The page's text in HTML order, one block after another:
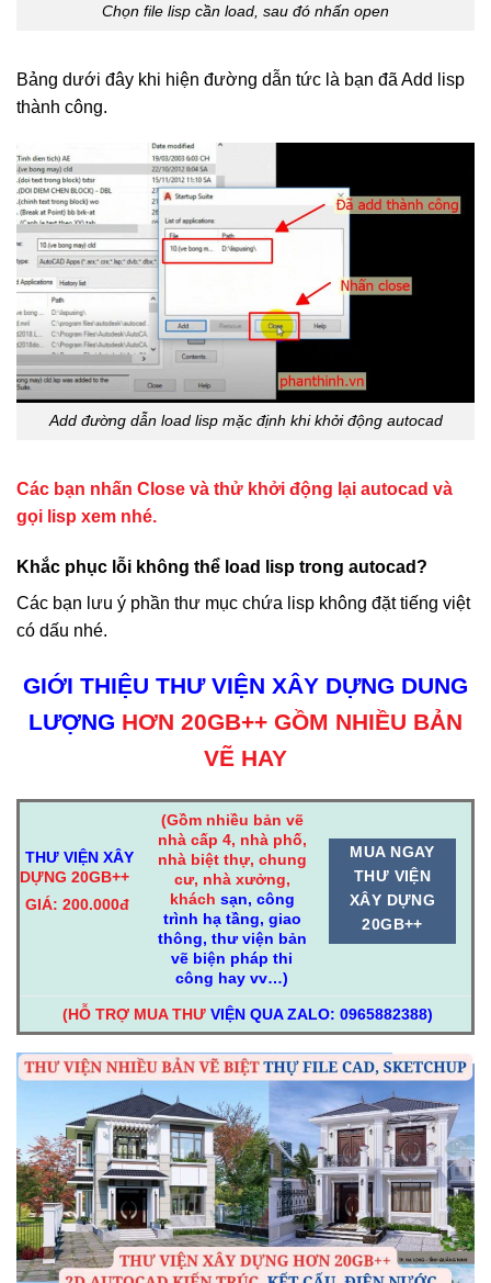
Chọn file lisp cần load, sau đó nhấn open
Bảng dưới đây khi hiện đường dẫn tức là bạn đã Add lisp
thành công.
Add đường dẫn load lisp mặc định khi khởi động autocad
Các bạn nhấn Close và thử khởi động lại autocad và
gọi lisp xem nhé.
Khắc phục lỗi không thể load lisp trong autocad?
Các bạn lưu ý phần thư mục chứa lisp không đặt tiếng việt
có dấu nhé.
GIỚI THIỆU THƯ VIỆN XÂY DỰNG DUNG
LƯỢNG HƠN 20GB++ GỒM NHIỀU BẢN
VẼ HAY
THƯ VIỆN XÂY
DỰNG 20GB++
GIÁ: 200.000đ
(Gồm nhiều bản vẽ
nhà cấp 4, nhà phố,
nhà biệt thự, chung
cư, nhà xưởng,
khách sạn, công
trình hạ tầng, giao
thông, thư viện bản
vẽ biện pháp thi
công hay vv…)
MUA NGAY
THƯ VIỆN
XÂY DỰNG
20GB++
(HỖ TRỢ MUA THƯ VIỆN QUA ZALO: 0965882388)